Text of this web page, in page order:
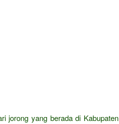
jorong yang berada di Kabupaten